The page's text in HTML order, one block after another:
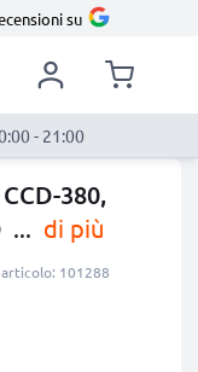
su
- 21:00
380,
... di più
101288